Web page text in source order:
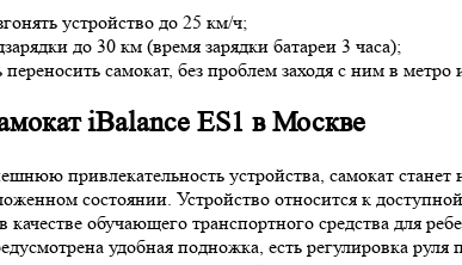
устройство до 25 км/ч;
до 30 км (время зарядки батареи 3 часа);
самокат, без проблем заходя с ним в
iBalance ES1 в Москве
привлекательность устройства, самокат станет
состоянии. Устройство относится к
обучающего транспортного средства для
удобная подножка, есть регулировка